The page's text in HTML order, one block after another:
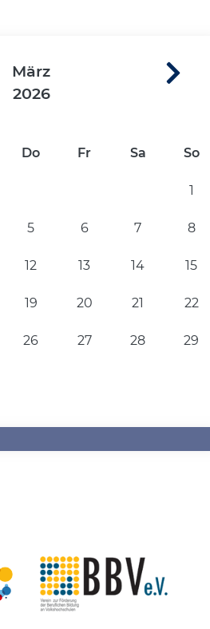
März
2026
Do Fr Sa So
1
5 6 7 8
12 13 14 15
19 20 21 22
26 27 28 29